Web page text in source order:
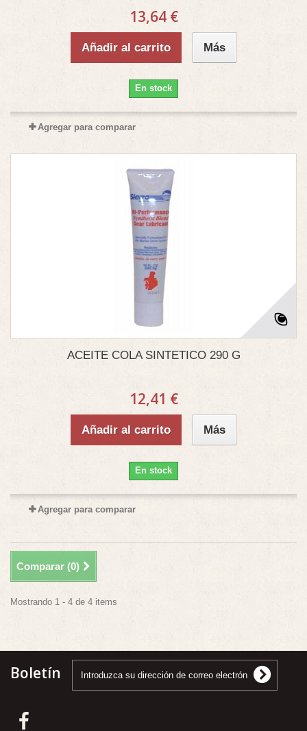
13,64 €
Añadir al carrito Más
En stock
Agregar para comparar
ACEITE COLA SINTETICO 290 G
12,41 €
Añadir al carrito Más
En stock
Agregar para comparar
Comparar (0)
Mostrando 1 - 4 de 4 items
Boletín